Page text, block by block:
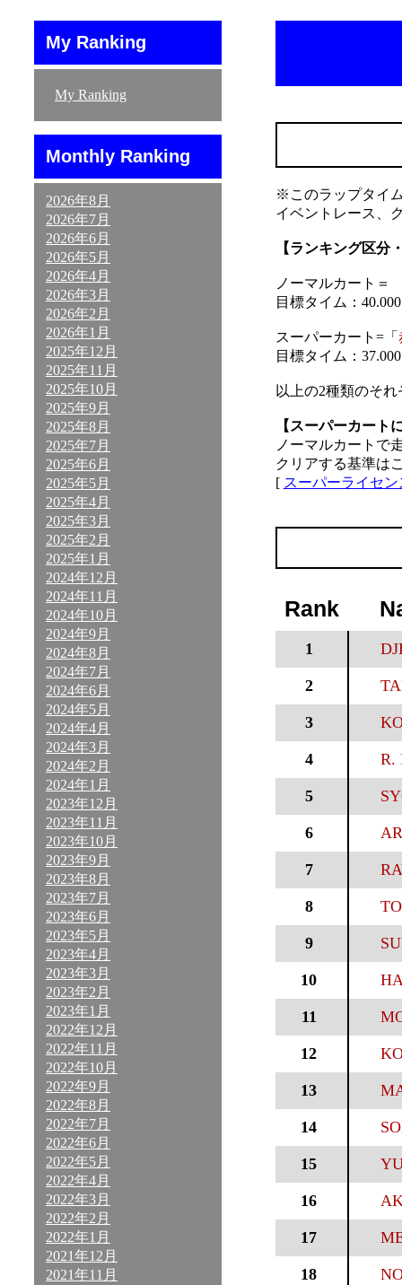
My Ranking
My Ranking
Monthly Ranking
2026年8月
2026年7月
2026年6月
2026年5月
2026年4月
2026年3月
2026年2月
2026年1月
2025年12月
2025年11月
2025年10月
2025年9月
2025年8月
2025年7月
2025年6月
2025年5月
2025年4月
2025年3月
2025年2月
2025年1月
2024年12月
2024年11月
2024年10月
2024年9月
2024年8月
2024年7月
2024年6月
2024年5月
2024年4月
2024年3月
2024年2月
2024年1月
2023年12月
2023年11月
2023年10月
2023年9月
2023年8月
2023年7月
2023年6月
2023年5月
2023年4月
2023年3月
2023年2月
2023年1月
2022年12月
2022年11月
2022年10月
2022年9月
2022年8月
2022年7月
2022年6月
2022年5月
2022年4月
2022年3月
2022年2月
2022年1月
2021年12月
2021年11月
※このラップタイ
イベントレース、
【ランキング区分
ノーマルカート＝
目標タイム：
スーパーカート=「
目標タイム：
以上の2種類のそ
【スーパーカート
ノーマルカートで
クリアする基準は
[ スーパーライセ
Rank
1
2
3
4 R.
5
6
7
8
9
10
11
12
13
14
15
16
17
18